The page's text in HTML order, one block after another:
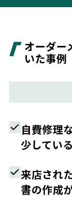
オーダー
いた事例
自費修理
少している
来店され
書の作成